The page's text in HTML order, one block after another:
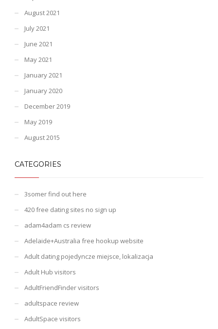
August 2021
July 2021
June 2021
May 2021
January 2021
January 2020
December 2019
May 2019
August 2015
CATEGORIES
3somer find out here
420 free dating sites no sign up
adam4adam cs review
Adelaide+Australia free hookup website
Adult dating pojedyncze miejsce, lokalizacja
Adult Hub visitors
AdultFriendFinder visitors
adultspace review
AdultSpace visitors